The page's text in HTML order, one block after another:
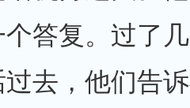
答复。过了
过去，他们告